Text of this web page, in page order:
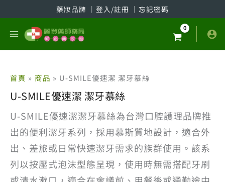
至
藥妝品牌 │ 登入/註冊 │ 忘記密碼
首頁 商品 U-SMILE優速潔 潔牙慕絲
U-SMILE優速潔 潔牙慕絲
U-SMILE優速潔潔牙慕絲為台灣口腔護理品牌推
出的便利潔牙系列，採用慕斯質地設計，適合外
出、差旅或日常快速潔牙需求的族群使用。該系
列以按壓式泡沫型態呈現，使用時無需搭配牙刷